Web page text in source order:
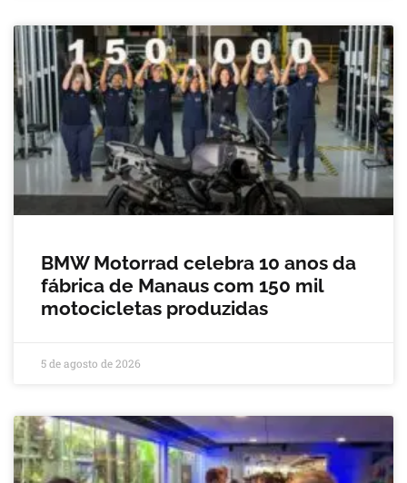
BMW Motorrad celebra 10 anos da
fábrica de Manaus com 150 mil
motocicletas produzidas
5 de agosto de 2026